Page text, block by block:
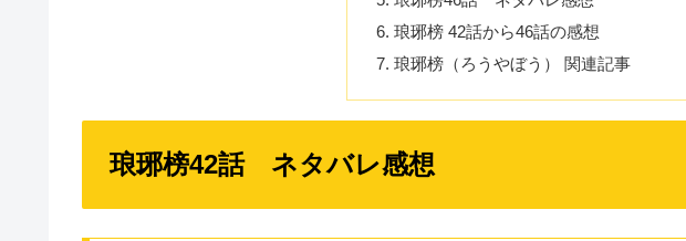
琅琊榜 42話から46話の感想
琅琊榜（ろうやぼう） 関連記事
琅琊榜42話 ネタバレ感想